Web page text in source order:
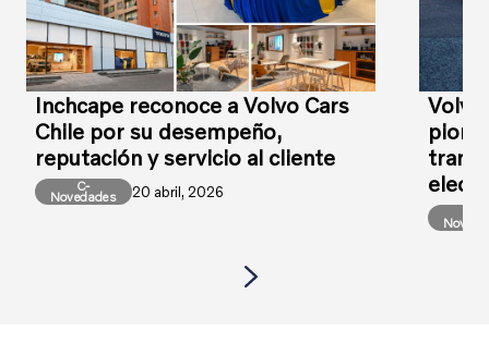
Inchcape reconoce a Volvo Cars
Chile por su desempeño,
reputación y servicio al cliente
C-
Novedades 20 abril, 2026